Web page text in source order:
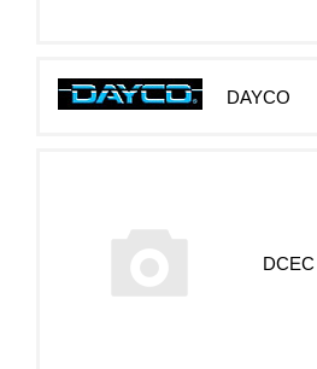
DAYCO
DCEC